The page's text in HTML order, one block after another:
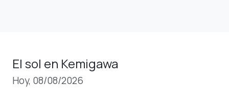
El sol en Kemigawa
Hoy, 08/08/2026